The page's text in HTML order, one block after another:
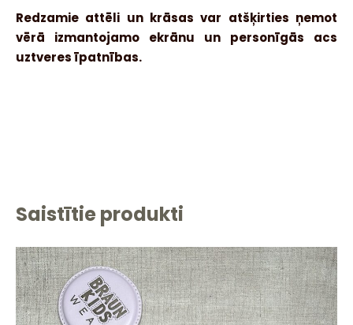
Redzamie attēli un krāsas var atšķirties ņemot
vērā izmantojamo ekrānu un personīgās acs
uztveres īpatnības.
Saistītie produkti